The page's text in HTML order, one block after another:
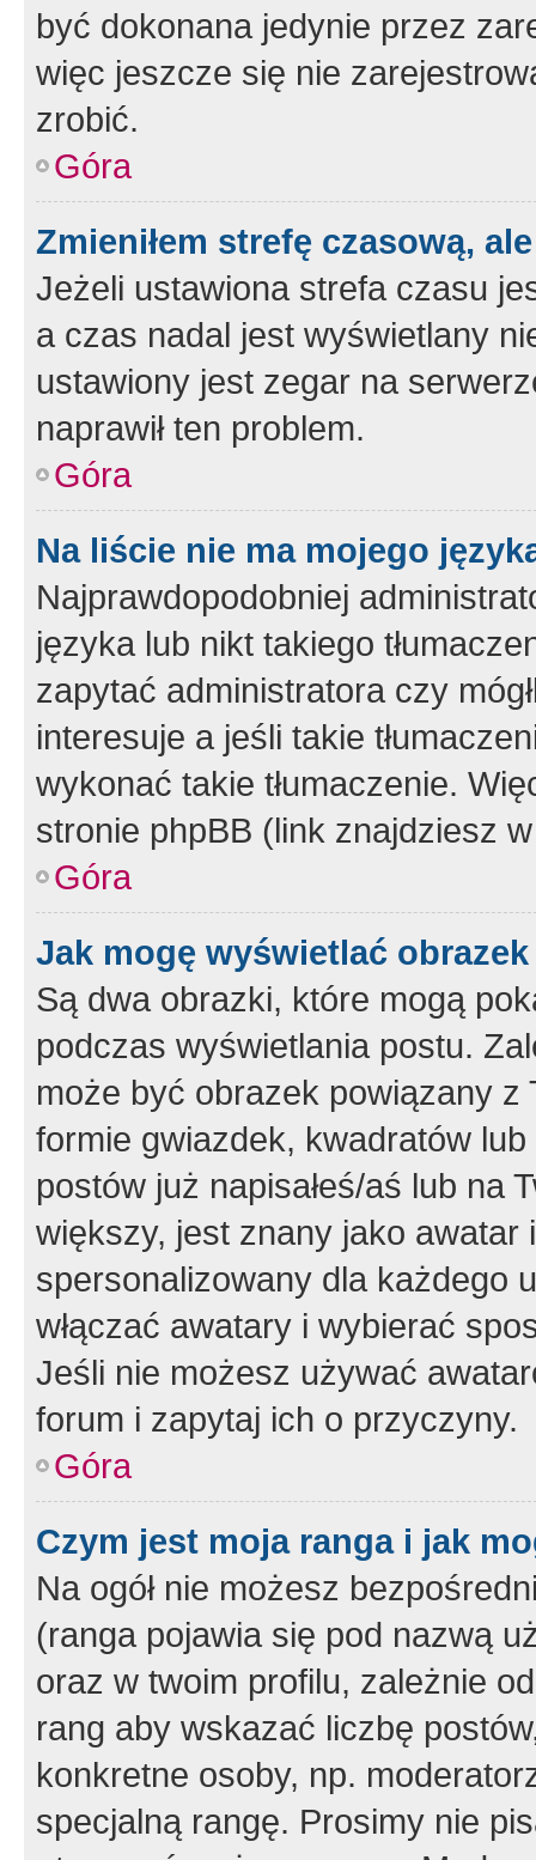
być dokonana jedynie przez
więc jeszcze się nie
zrobić.
Góra
Zmieniłem strefę czasową,
Jeżeli ustawiona strefa czasu
a czas nadal jest wyświetlany
ustawiony jest zegar na
naprawił ten problem.
Góra
Na liście nie ma mojego
Najprawdopodobniej
języka lub nikt takiego
zapytać administratora czy
interesuje a jeśli takie
wykonać takie tłumaczenie.
stronie phpBB (link znajdziesz
Góra
Jak mogę wyświetlać
Są dwa obrazki, które mogą
podczas wyświetlania postu.
może być obrazek powiązany z
formie gwiazdek, kwadratów
postów już napisałeś/aś lub na
większy, jest znany jako
spersonalizowany dla każdego
włączać awatary i wybierać
Jeśli nie możesz używać
forum i zapytaj ich o przyczyny.
Góra
Czym jest moja ranga i jak
Na ogół nie możesz
(ranga pojawia się pod nazwą
oraz w twoim profilu, zależnie
rang aby wskazać liczbę
konkretne osoby, np.
specjalną rangę. Prosimy nie